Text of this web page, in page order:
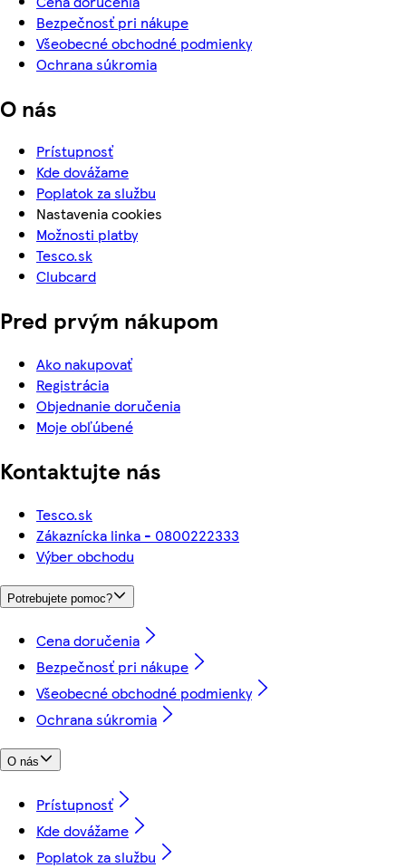
Bezpečnosť pri nákupe
Všeobecné obchodné podmienky
Ochrana súkromia
O nás
Prístupnosť
Kde dovážame
Poplatok za službu
Nastavenia cookies
Možnosti platby
Tesco.sk
Clubcard
Pred prvým nákupom
Ako nakupovať
Registrácia
Objednanie doručenia
Moje obľúbené
Kontaktujte nás
Tesco.sk
Zákaznícka linka - 0800222333
Výber obchodu
Potrebujete pomoc?
Cena doručenia
Bezpečnosť pri nákupe
Všeobecné obchodné podmienky
Ochrana súkromia
O nás
Prístupnosť
Kde dovážame
Poplatok za službu